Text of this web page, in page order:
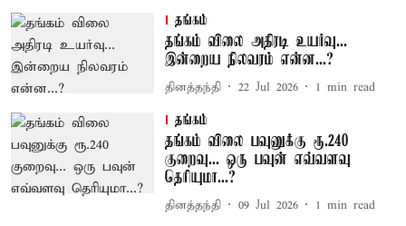
தங்கம்
தங்கம் விலை அதிரடி உயர்வு...
இன்றைய நிலவரம் என்ன...?
தினத்தந்தி 22 Jul 2026 1 min read
தங்கம்
தங்கம் விலை பவுனுக்கு ரூ.240
குறைவு... ஒரு பவுன் எவ்வளவு
தெரியுமா...?
தினத்தந்தி 09 Jul 2026 1 min read